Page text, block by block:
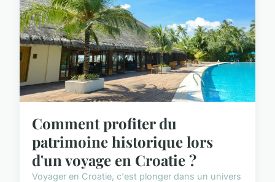
Comment profiter du
patrimoine historique lors
d'un voyage en Croatie ?
Voyager en Croatie, c'est plonger dans un univers